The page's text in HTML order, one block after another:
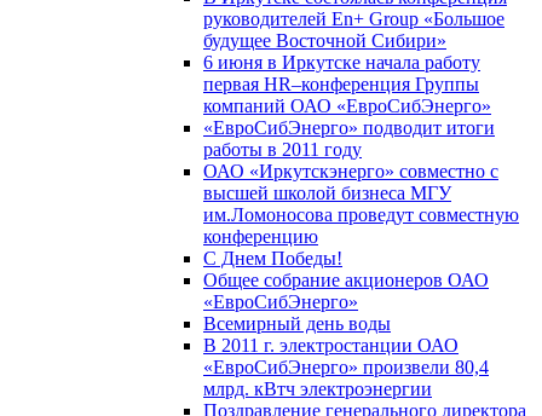
руководителей En+ Group «Большое
будущее Восточной Сибири»
6 июня в Иркутске начала работу
первая HR–конференция Группы
компаний ОАО «ЕвроСибЭнерго»
«ЕвроСибЭнерго» подводит итоги
работы в 2011 году
ОАО «Иркутскэнерго» совместно с
высшей школой бизнеса МГУ
им.Ломоносова проведут совместную
конференцию
С Днем Победы!
Общее собрание акционеров ОАО
«ЕвроСибЭнерго»
Всемирный день воды
В 2011 г. электростанции ОАО
«ЕвроСибЭнерго» произвели 80,4
млрд. кВтч электроэнергии
Поздравление генерального директора